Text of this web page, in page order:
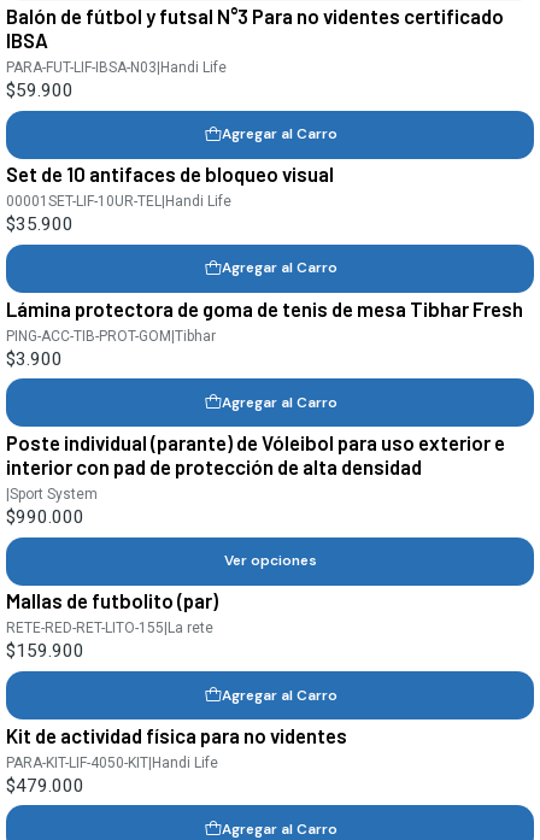
Balón de fútbol y futsal N°3 Para no videntes certificado
IBSA
PARA-FUT-LIF-IBSA-N03|Handi Life
$59.900
Agregar al Carro
Set de 10 antifaces de bloqueo visual
00001SET-LIF-10UR-TEL Handi Life
$35.900
Agregar al Carro
Lámina protectora de goma de tenis de mesa Tibhar Fresh
PING-ACC-TIB-PROT-GOM|Tibhar
$3.900
Agregar al Carro
Poste individual (parante) de Vóleibol para uso exterior e
interior con pad de protección de alta densidad
|Sport System
$990.000
Ver opciones
Mallas de futbolito (par)
RETE-RED-RET-LITO-155 La rete
$159.900
Agregar al Carro
Kit de actividad física para no videntes
PARA-KIT-LIF-4050-KIT|Handi Life
$479.000
Agregar al Carro